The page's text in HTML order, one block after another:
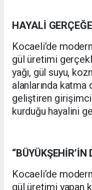
HAYALİ
Kocaeli’de
gül üretimi
yağı, gül suyu,
alanlarında
geliştiren girişimci
kurduğu hayalini
Kocaeli’de
gül üretimi yapan